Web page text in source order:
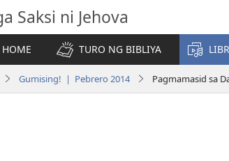
Saksi ni Jehova
HOME
TURO NG BIBLIYA
Gumising! | Pebrero 2014 Pagmamasid sa